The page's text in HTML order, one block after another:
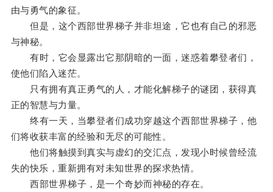
由与勇气的象征。
但是，这个西部世界梯子并非坦途，它也有自己的邪恶
与神秘。
有时，它会显露出它那阴暗的一面，迷惑着攀登者们，
使他们陷入迷茫。
只有拥有真正勇气的人，才能化解梯子的谜团，获得真
正的智慧与力量。
终有一天，当攀登者们成功穿越这个西部世界梯子，他
们将收获丰富的经验和无尽的可能性。
他们将触摸到真实与虚幻的交汇点，发现小时候曾经流
失的快乐，重新拥有对未知世界的探求热情。
西部世界梯子，是一个奇妙而神秘的存在。